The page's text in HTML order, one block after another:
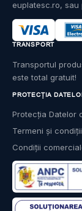
PROTECȚIA
Protecția Datelor
Termeni și condiții
Condiții
euplatesc.ro, sau
TRANSPORT
Transportul
este total gratuit!